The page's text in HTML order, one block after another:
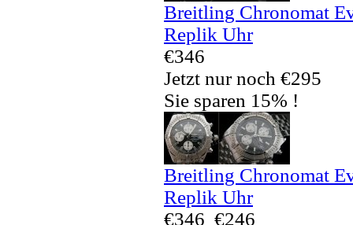
Breitling Chronomat
Replik Uhr
€346
Jetzt nur noch €295
Sie sparen 15% !
Breitling Chronomat
Replik Uhr
€346 €246